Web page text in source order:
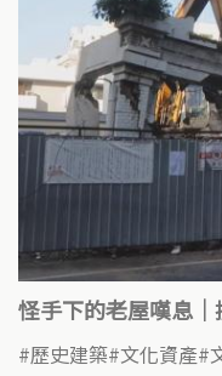
怪手下的老屋嘆息
歷史建築 文化資產